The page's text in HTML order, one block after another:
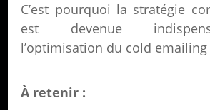
C’est pourquoi la stratégie
est devenue
l’optimisation du cold emailing
À retenir :